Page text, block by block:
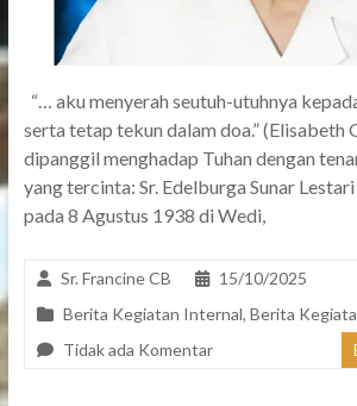
“… aku menyerah seutuh-utuhnya
serta tetap tekun dalam doa.” (Elisabeth
dipanggil menghadap Tuhan dengan
yang tercinta: Sr. Edelburga Sunar
pada 8 Agustus 1938 di Wedi,
Sr. Francine CB
15/10/2025
Berita Kegiatan Internal, Berita
Tidak ada Komentar